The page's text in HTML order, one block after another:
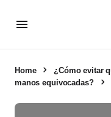
Home
¿Cómo evitar
manos equivocadas?